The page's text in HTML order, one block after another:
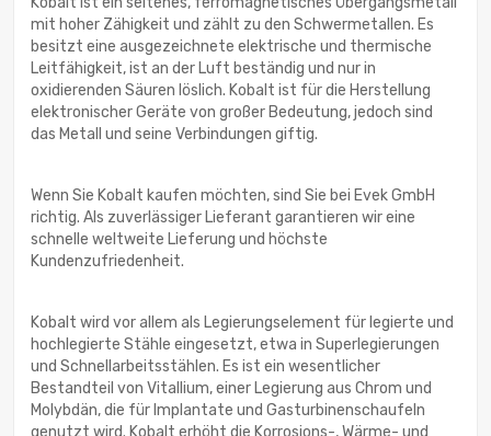
mit hoher Zähigkeit und zählt zu den Schwermetallen. Es
besitzt eine ausgezeichnete elektrische und thermische
Leitfähigkeit, ist an der Luft beständig und nur in
oxidierenden Säuren löslich. Kobalt ist für die Herstellung
elektronischer Geräte von großer Bedeutung, jedoch sind
das Metall und seine Verbindungen giftig.
Wenn Sie Kobalt kaufen möchten, sind Sie bei Evek GmbH
richtig. Als zuverlässiger Lieferant garantieren wir eine
schnelle weltweite Lieferung und höchste
Kundenzufriedenheit.
Kobalt wird vor allem als Legierungselement für legierte und
hochlegierte Stähle eingesetzt, etwa in Superlegierungen
und Schnellarbeitsstählen. Es ist ein wesentlicher
Bestandteil von Vitallium, einer Legierung aus Chrom und
Molybdän, die für Implantate und Gasturbinenschaufeln